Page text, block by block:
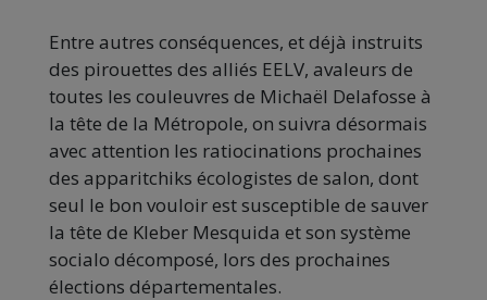
Entre autres conséquences, et déjà instruits
des pirouettes des alliés EELV, avaleurs de
toutes les couleuvres de Michaël Delafosse à
la tête de la Métropole, on suivra désormais
avec attention les ratiocinations prochaines
des apparitchiks écologistes de salon, dont
seul le bon vouloir est susceptible de sauver
la tête de Kleber Mesquida et son système
socialo décomposé, lors des prochaines
élections départementales.